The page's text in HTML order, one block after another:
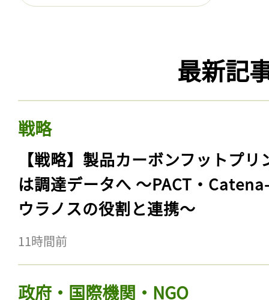
最新記
戦略
【戦略】製品カーボンフットプリ
は調達データへ 〜PACT・
ウラノスの役割と連携〜
11時間前
政府・国際機関・NGO